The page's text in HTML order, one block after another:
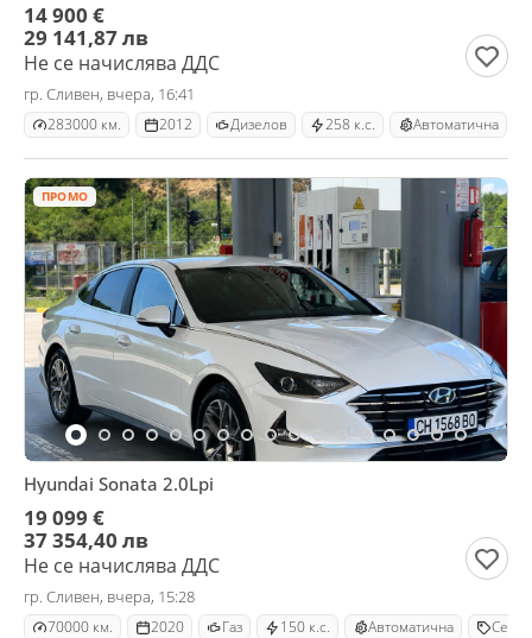
14 900 €
29 141,87 лв
Не се начислява ДДС
гр. Сливен, вчера, 16:41
283000 км. 2012 Дизелов 258 к.с. Автоматична
ПРОМО
Hyundai Sonata 2.0Lpi
19 099 €
37 354,40 лв
Не се начислява ДДС
гр. Сливен, вчера, 15:28
70000 км. 2020 Газ 150 к.с. Автоматична Седан